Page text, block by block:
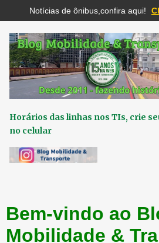
Pular para o
Horários das linhas nos TIs, crie
no celular
Notícias de ônibus,confira aqui!
Bem-vindo ao
Mobilidade &